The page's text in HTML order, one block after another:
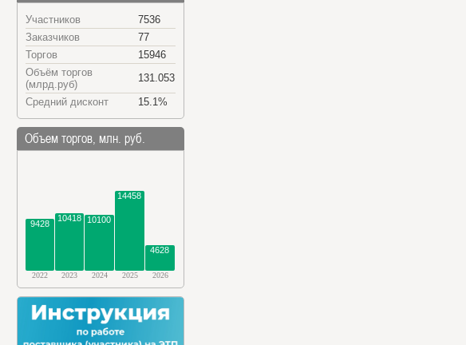
Участников
7536
Заказчиков
77
Торгов
15946
Объём торгов
(млрд.руб)
131.053
Средний дисконт
15.1%
Объем торгов, млн. руб.
9428
10418 10100
14458
4628
2022 2023 2024 2025 2026